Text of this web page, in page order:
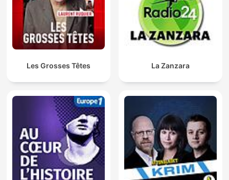
Les Grosses Têtes La Zanzara